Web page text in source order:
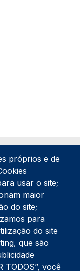
próprios e de
usar o site;
maior
do site;
para
do site
que são
TODOS”, você